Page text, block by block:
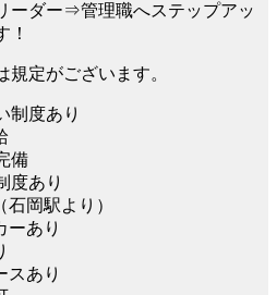
ーダー⇒管理職へステップアッ
！
定がございます。
制度あり
備
度あり
岡駅より）
ーあり
スあり